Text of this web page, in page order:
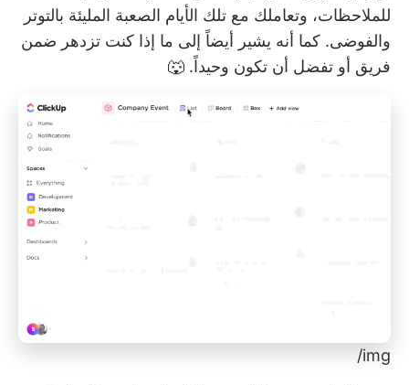
للملاحظات، وتعاملك مع تلك الأيام الصعبة المليئة بالتوتر
والفوضى. كما أنه يشير أيضاً إلى ما إذا كنت تزدهر ضمن
فريق أو تفضل أن تكون وحيداً. 🐺
img/